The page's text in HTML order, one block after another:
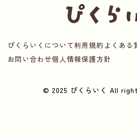
ぴくらいくについて利用規約 よくある
お問い合わせ個人情報保護方針
© 2025 ぴくらいく All